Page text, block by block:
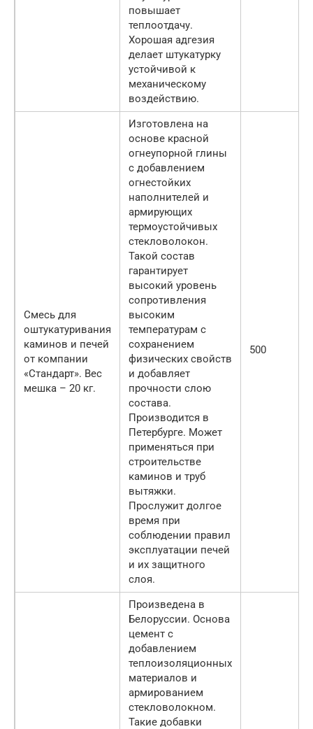
повышает
теплоотдачу.
Хорошая адгезия
делает штукатурку
устойчивой к
механическому
воздействию.
Смесь для
оштукатуривания
каминов и печей
от компании
«Стандарт». Вес
мешка – 20 кг.
Изготовлена на
основе красной
огнеупорной глины
с добавлением
огнестойких
наполнителей и
армирующих
термоустойчивых
стекловолокон.
Такой состав
гарантирует
высокий уровень
сопротивления
высоким
температурам с
сохранением
физических свойств
и добавляет
прочности слою
состава.
Производится в
Петербурге. Может
применяться при
строительстве
каминов и труб
вытяжки.
Прослужит долгое
время при
соблюдении правил
эксплуатации печей
и их защитного
слоя.
500
Произведена в
Белоруссии. Основа
цемент с
добавлением
теплоизоляционных
материалов и
армированием
стекловолокном.
Такие добавки